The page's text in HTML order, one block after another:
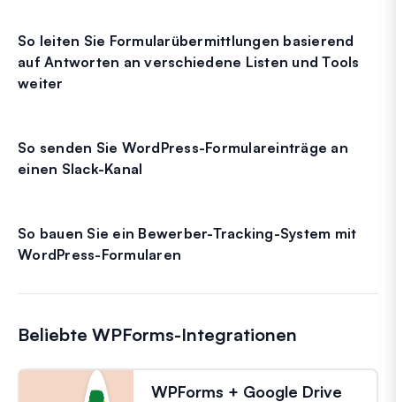
So leiten Sie Formularübermittlungen basierend
auf Antworten an verschiedene Listen und Tools
weiter
So senden Sie WordPress-Formulareinträge an
einen Slack-Kanal
So bauen Sie ein Bewerber-Tracking-System mit
WordPress-Formularen
Beliebte WPForms-Integrationen
WPForms + Google Drive